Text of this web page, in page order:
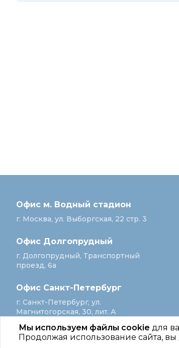
Мы используем файлы cookie для
Продолжая использование сайта, вы
Офис м. Водный стадион
г. Москва, ул. Выборгская, 22 стр. 3
Офис Долгопрудный
г. Долгопрудный, Транспортный
проезд, 6а
Офис Санкт‑Петербург
г. Санкт‑Петербург, ул.
Магнитогорская, 30, лит. А